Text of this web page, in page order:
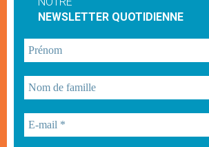
NEWSLETTER QUOTIDIENNE